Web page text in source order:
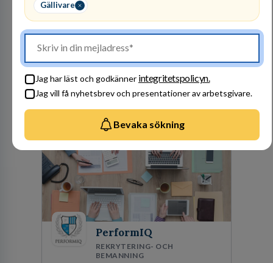
Gällivare
Jag har läst och godkänner integritetspolicyn.
Jag vill få nyhetsbrev och presentationer av arbetsgivare.
Bevaka sökning
1lediga jobb
Visa jobb
SOVA finns idag på 22 platser runtom i landet.
Att arbeta på SOVA är att vara en del av ett
en trivsam arbetsplats och för att göra våra
kunder nöjda. Som medarbetare hos oss
ansvar och respekt.
PerformIQ
REKRYTERING- OCH
BEMANNING